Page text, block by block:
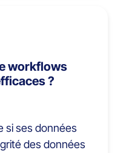
workflows
?
si ses données
des données